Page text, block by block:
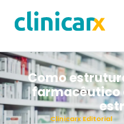
Como
farmacêutico
Clinicarx Editorial